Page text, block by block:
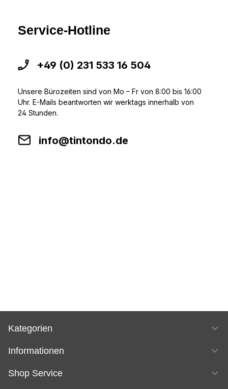
Service-Hotline
+49 (0) 231 533 16 504
Unsere Bürozeiten sind von Mo – Fr von 8:00 bis 16:00
Uhr. E-Mails beantworten wir werktags innerhalb von
24 Stunden.
info@tintondo.de
Kategorien
Informationen
Shop Service